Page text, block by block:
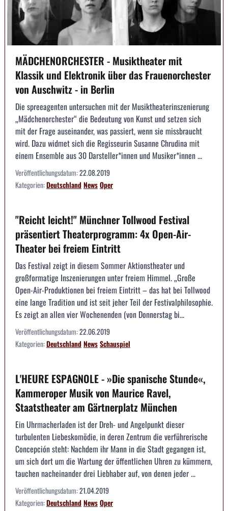
MÄDCHENORCHESTER - Musiktheater mit
Klassik und Elektronik über das Frauenorchester
von Auschwitz - in Berlin
Die spreeagenten untersuchen mit der Musiktheaterinszenierung
„Mädchenorchester“ die Bedeutung von Kunst und setzen sich
mit der Frage auseinander, was passiert, wenn sie missbraucht
wird. Dazu widmet sich die Regisseurin Susanne Chrudina mit
einem Ensemble aus 30 Darsteller*innen und Musiker*innen ...
Veröffentlichungsdatum:22.08.2019
Kategorien:DeutschlandNewsOper
"Reicht leicht!" Münchner Tollwood Festival
präsentiert Theaterprogramm: 4x Open-Air-
Theater bei freiem Eintritt
Das Festival zeigt in diesem Sommer Aktionstheater und
großformatige Inszenierungen unter freiem Himmel. „Große
Open-Air-Produktionen bei freiem Eintritt – das hat bei Tollwood
eine lange Tradition und ist seit jeher Teil der Festivalphilosophie.
Es zeigt an allen vier Wochenenden (von Donnerstag bi...
Veröffentlichungsdatum:22.06.2019
Kategorien:DeutschlandNewsSchauspiel
L'HEURE ESPAGNOLE - »Die spanische Stunde«,
Kammeroper Musik von Maurice Ravel,
Staatstheater am Gärtnerplatz München
Ein Uhrmacherladen ist der Dreh- und Angelpunkt dieser
turbulenten Liebeskomödie, in deren Zentrum die verführerische
Concepción steht: Nachdem ihr Mann in die Stadt gegangen ist,
um sich dort um die Wartung der öffentlichen Uhren zu kümmern,
tauchen nacheinander drei Liebhaber auf, von denen jeder ...
Veröffentlichungsdatum:21.04.2019
Kategorien:DeutschlandNewsOper